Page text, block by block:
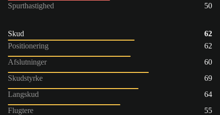
Spurthastighed
50
Skud
62
Positionering
62
Afslutninger
60
Skudstyrke
69
Langskud
64
Flugtere
55